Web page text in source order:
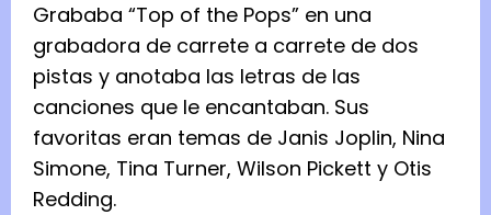
Grababa “Top of the Pops” en una
grabadora de carrete a carrete de dos
pistas y anotaba las letras de las
canciones que le encantaban. Sus
favoritas eran temas de Janis Joplin, Nina
Simone, Tina Turner, Wilson Pickett y Otis
Redding.